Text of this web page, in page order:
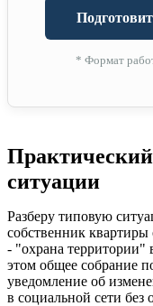
* Формат
ситуации
Разберу типовую
собственник
- "охрана территории"
этом общее собрание
уведомление об
в социальной сети без